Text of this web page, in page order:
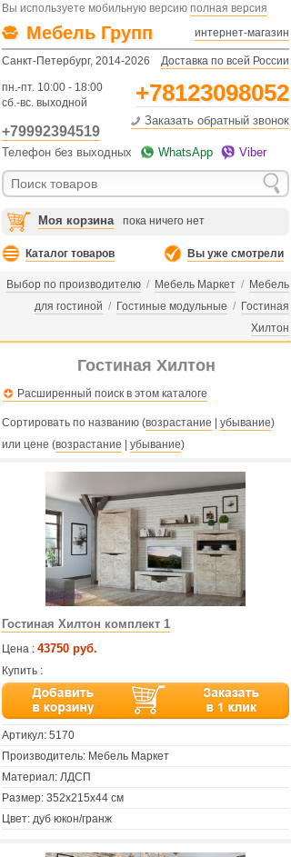
Вы используете мобильную версию полная версия
Мебель Групп интернет-магазин
Санкт-Петербург, 2014-2026 Доставка по всей России
пн.-пт. 10:00 - 18:00
сб.-вс. выходной
+78123098052
+79992394519
Заказать обратный звонок
Телефон без выходных WhatsApp Viber
Моя корзина пока ничего нет
Каталог товаров Вы уже смотрели
Выбор по производителю / Мебель Маркет / Мебель
для гостиной / Гостиные модульные / Гостиная
Хилтон
Гостиная Хилтон
Расширенный поиск в этом каталоге
Сортировать по названию (возрастание убывание)
или цене (возрастание убывание)
Гостиная Хилтон комплект 1
Цена : 43750 руб.
Купить :
Артикул: 5170
Производитель: Мебель Маркет
Материал: ЛДСП
Размер: 352x215х44 см
Цвет: дуб юкон/гранж